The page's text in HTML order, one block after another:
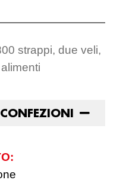
strappi, due veli,